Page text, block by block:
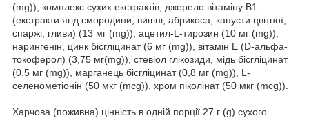
(mg)), комплекс сухих екстрактів, джерело вітаміну В1
(екстракти ягід смородини, вишні, абрикоса, капусти цвітної,
спаржі, гливи) (13 мг (mg)), ацетил-L-тирозин (10 мг (mg)),
нарингенін, цинк бісгліцинат (6 мг (mg)), вітамін Е (D-aльфа-
токоферол) (3,75 мг(mg)), стевіол глікозиди, мідь бісгліцинат
(0,5 мг (mg)), марганець бісгліцинат (0,8 мг (mg)), L-
селенометіонін (50 мкг (mcg)), хром піколінат (50 мкг (mcg)).
Харчова (поживна) цінність в одній порції 27 г (g) сухого